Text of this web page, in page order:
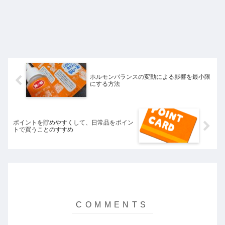
ホルモンバランスの変動による影響を最小限
にする方法
ポイントを貯めやすくして、日常品をポイン
トで買うことのすすめ